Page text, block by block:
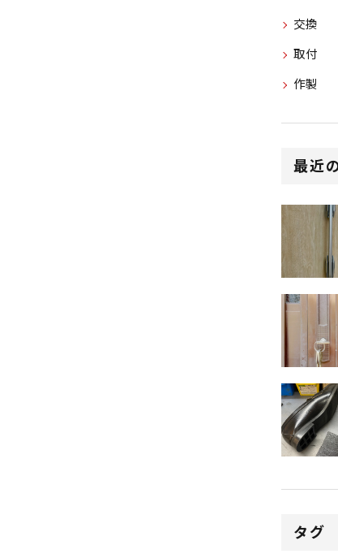
交換
取付
作製
最近
タグ